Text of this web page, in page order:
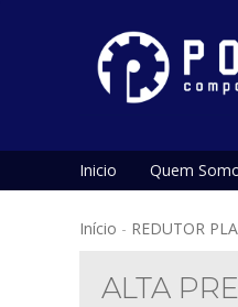
Inicio Quem
Início - REDUTOR
ALTA